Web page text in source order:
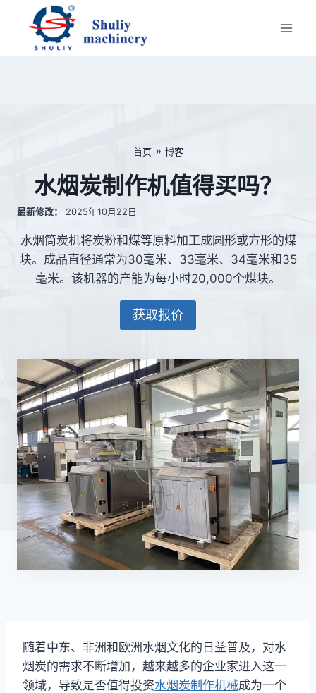
首页» 博客
水烟炭制作机值得买吗？
最新修改： 2025年10月22日
水烟筒炭机将炭粉和煤等原料加工成圆形或方形的煤
块。成品直径通常为30毫米、33毫米、34毫米和35
毫米。该机器的产能为每小时20,000个煤块。
获取报价
随着中东、非洲和欧洲水烟文化的日益普及，对水
烟炭的需求不断增加，越来越多的企业家进入这一
领域，导致是否值得投资水烟炭制作机械成为一个